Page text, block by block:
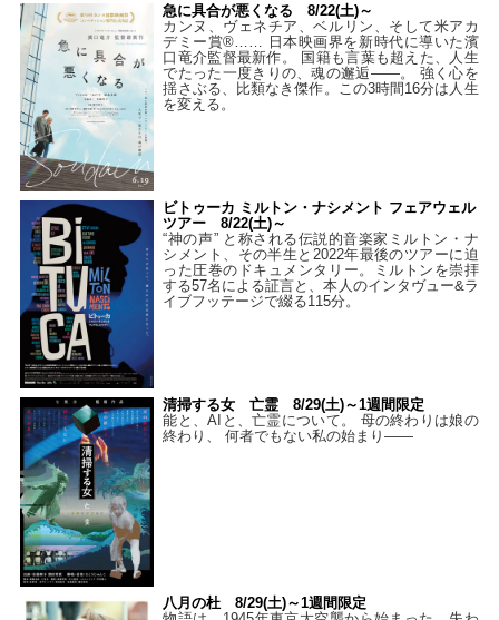
急に具合が悪くなる 8/22(土)～
カンヌ、ヴェネチア、ベルリン、そして米アカ
デミー賞®…… 日本映画界を新時代に導いた濱
口竜介監督最新作。 国籍も言葉も超えた、人生
でたった一度きりの、魂の邂逅――。 強く心を
揺さぶる、比類なき傑作。この3時間16分は人生
を変える。
ビトゥーカ ミルトン・ナシメント フェアウェル
ツアー 8/22(土)～
“神の声” と称される伝説的音楽家ミルトン・ナ
シメント、その半生と2022年最後のツアーに迫
った圧巻のドキュメンタリー。ミルトンを崇拝
する57名による証言と、本人のインタヴュー&ラ
イブフッテージで綴る115分。
清掃する女 亡霊 8/29(土)～1週間限定
能と、AIと、亡霊について。 母の終わりは娘の
終わり、 何者でもない私の始まり――
八月の杜 8/29(土)～1週間限定